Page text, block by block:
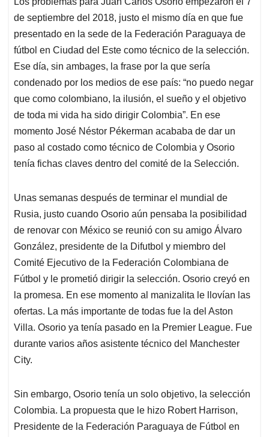
s
A
p
p
b
o
o
k
e
d
I
n
l
a
d
s
de septiembre del 2018, justo el mismo día en que fue
presentado en la sede de la Federación Paraguaya de
fútbol en Ciudad del Este como técnico de la selección.
Ese día, sin ambages, la frase por la que sería
condenado por los medios de ese país: “no puedo negar
que como colombiano, la ilusión, el sueño y el objetivo
de toda mi vida ha sido dirigir Colombia”. En ese
momento José Néstor Pékerman acababa de dar un
paso al costado como técnico de Colombia y Osorio
tenía fichas claves dentro del comité de la Selección.
Unas semanas después de terminar el mundial de
Rusia, justo cuando Osorio aún pensaba la posibilidad
de renovar con México se reunió con su amigo Álvaro
González, presidente de la Difutbol y miembro del
Comité Ejecutivo de la Federación Colombiana de
Fútbol y le prometió dirigir la selección. Osorio creyó en
la promesa. En ese momento al manizalita le llovían las
ofertas. La más importante de todas fue la del Aston
Villa. Osorio ya tenía pasado en la Premier League. Fue
durante varios años asistente técnico del Manchester
City.
Sin embargo, Osorio tenía un solo objetivo, la selección
Colombia. La propuesta que le hizo Robert Harrison,
Presidente de la Federación Paraguaya de Fútbol en